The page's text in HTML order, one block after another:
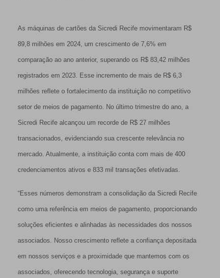
As máquinas de cartões da Sicredi Recife movimentaram R$
89,8 milhões em 2024, um crescimento de 7,6% em
comparação ao ano anterior, superando os R$ 83,42 milhões
registrados em 2023. Esse incremento de mais de R$ 6,3
milhões reflete o fortalecimento da instituição no competitivo
setor de meios de pagamento. No último trimestre do ano, a
Sicredi Recife alcançou um recorde de R$ 27 milhões
transacionados, evidenciando sua crescente relevância no
mercado. Atualmente, a instituição conta com mais de 400
credenciamentos ativos e 833 mil transações efetivadas.
“Esses números demonstram a consolidação da Sicredi Recife
como uma referência em meios de pagamento, proporcionando
soluções eficientes e alinhadas às necessidades dos nossos
associados. Nosso crescimento reflete a confiança depositada
em nossos serviços e a proximidade que mantemos com os
associados, oferecendo tecnologia, segurança e suporte